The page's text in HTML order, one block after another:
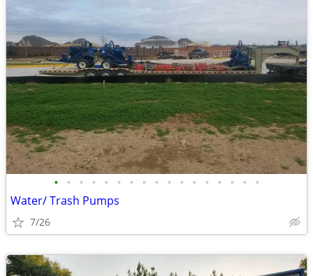
• • • • • • • • • • • • • • • • •
Water/ Trash Pumps
7/26